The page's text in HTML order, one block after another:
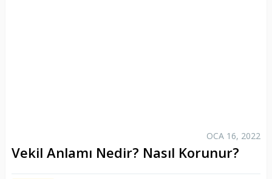
OCA 16, 2022
Vekil Anlamı Nedir? Nasıl Korunur?